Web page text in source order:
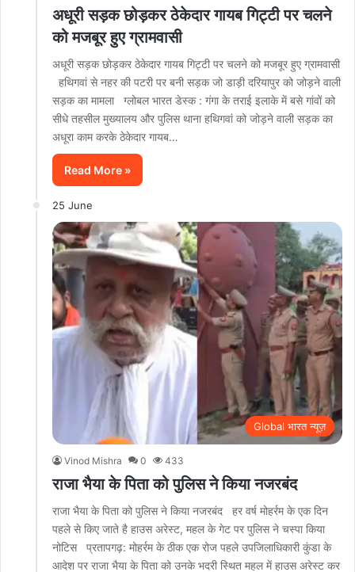
अधूरी सड़क छोड़कर ठेकेदार गायब गिट्टी पर चलने
को मजबूर हुए ग्रामवासी
अधूरी सड़क छोड़कर ठेकेदार गायब गिट्टी पर चलने को मजबूर हुए ग्रामवासी
हथिगवां से नहर की पटरी पर बनी सड़क जो डाड़ी दरियापुर को जोड़ने वाली
सड़क का मामला ग्लोबल भारत डेस्क : गंगा के तराई इलाके में बसे गांवों को
सीधे तहसील मुख्यालय और पुलिस थाना हथिगवां को जोड़ने वाली सड़क का
अधूरा काम करके ठेकेदार गायब…
Read More »
25 June
Global भारत न्यूज़
Vinod Mishra 0 433
राजा भैया के पिता को पुलिस ने किया नजरबंद
राजा भैया के पिता को पुलिस ने किया नजरबंद हर वर्ष मोहर्रम के एक दिन
पहले से किए जाते है हाउस अरेस्ट, महल के गेट पर पुलिस ने चस्पा किया
नोटिस प्रतापगढ़: मोहर्रम के ठीक एक रोज पहले उपजिलाधिकारी कुंडा के
आदेश पर राजा भैया के पिता को उनके भदरी स्थित महल में हाउस अरेस्ट कर